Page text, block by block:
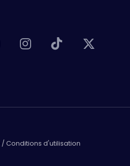
Conditions d'utilisation